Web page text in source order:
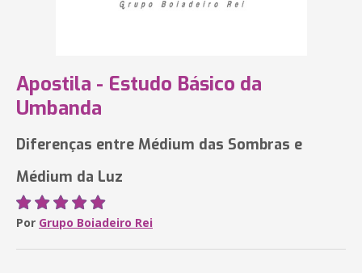
Apostila - Estudo Básico da
Umbanda
Diferenças entre Médium das Sombras e
Médium da Luz
Por Grupo Boiadeiro Rei